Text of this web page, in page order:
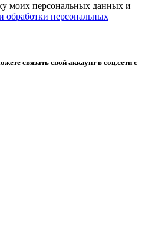
моих персональных данных и
обработки персональных
связать свой аккаунт в соц.сети с